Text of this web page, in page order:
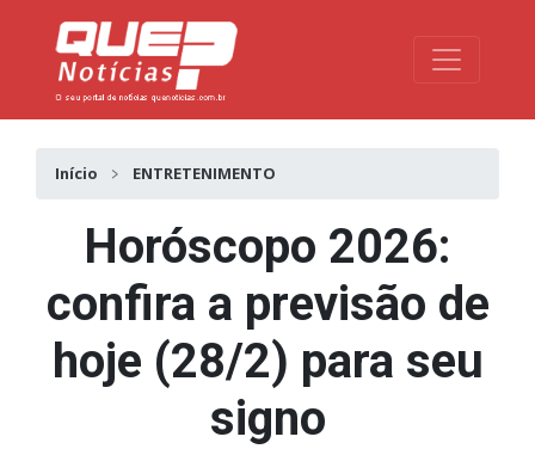
Toggle
Início ENTRETENIMENTO
Horóscopo 2026:
confira a previsão de
hoje (28/2) para seu
signo